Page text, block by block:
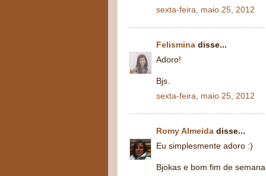
sexta-feira, maio 25, 2012
Felismina disse...
Adoro!
Bjs.
sexta-feira, maio 25, 2012
Romy Almeida disse...
Eu simplesmente adoro :)
Bjokas e bom fim de semana